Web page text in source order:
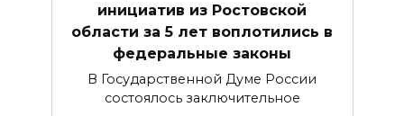
инициатив из Ростовской
области за 5 лет воплотились в
федеральные законы
В Государственной Думе России
состоялось заключительное